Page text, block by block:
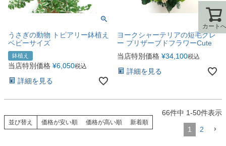
うさぎの動物 トピアリー鉢植え
ベビーサイズ
鉢植え
当店特別価格 ¥6,050税込
詳細を見る
ヨークシャーテリアの短毛グレ
ー プリザーブドフラワーCute
当店特別価格 ¥34,100税込
詳細を見る
並び替え 価格が安い順 価格が高い順 新着順
66件中 1-50件表示
1 2
カートへ
カートへ